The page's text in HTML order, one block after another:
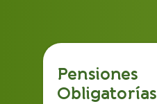
Pensiones
Obligatorías